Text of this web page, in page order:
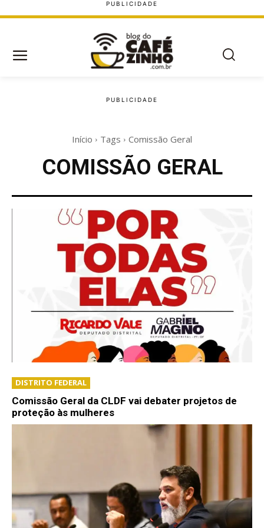
Início Tags Comissão Geral
COMISSÃO GERAL
DISTRITO FEDERAL
Comissão Geral da CLDF vai debater projetos de
proteção às mulheres